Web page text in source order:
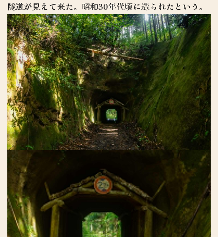
隧道が見えて来た。昭和30年代頃に造られたという。